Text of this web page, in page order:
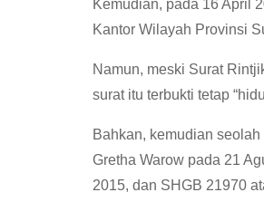
Kemudian, pada 16 April
Kantor Wilayah Provinsi
Namun, meski Surat
surat itu terbukti tetap
Bahkan, kemudian
Gretha Warow pada 21
2015, dan SHGB 21970